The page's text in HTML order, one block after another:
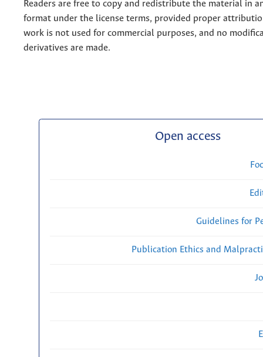
Readers are free to copy and redistribute the material in
format under the license terms, provided proper
work is not used for commercial purposes, and no
derivatives are made.
Open access
Guidelines for
Publication Ethics and